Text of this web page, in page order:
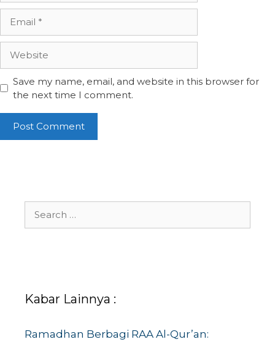
Save my name, email, and website in this browser for
the next time I comment.
Kabar Lainnya :
Ramadhan Berbagi RAA Al-Qur’an: